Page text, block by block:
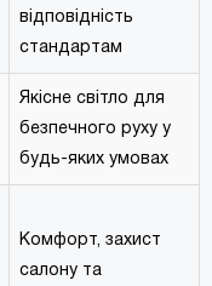
відповідність
стандартам
Якісне світло для
безпечного руху у
будь-яких умовах
Комфорт, захист
салону та